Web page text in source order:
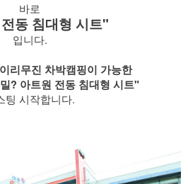
​ 바로
동 침대형 시트"
입니다.
리무진 차박캠핑이 가능한
? 아트원 전동 침대형 시트"
팅 시작합니다.